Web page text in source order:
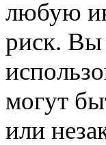
любую
риск. Вы
могут
или